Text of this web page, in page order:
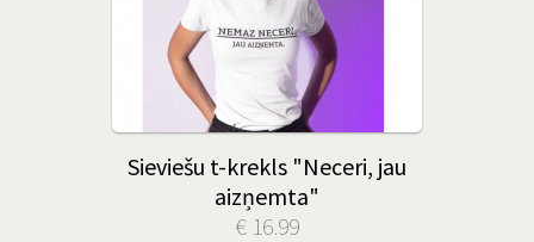
Sieviešu t-krekls "Neceri, jau
aizņemta"
€ 16.99